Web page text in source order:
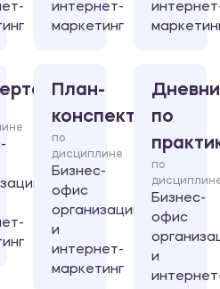
интернет-
маркетинг
План-
конспект
по
дисциплине
Бизнес-
офис
организации
и
интернет-
маркетинг
по
по
Бизнес-
офис
и